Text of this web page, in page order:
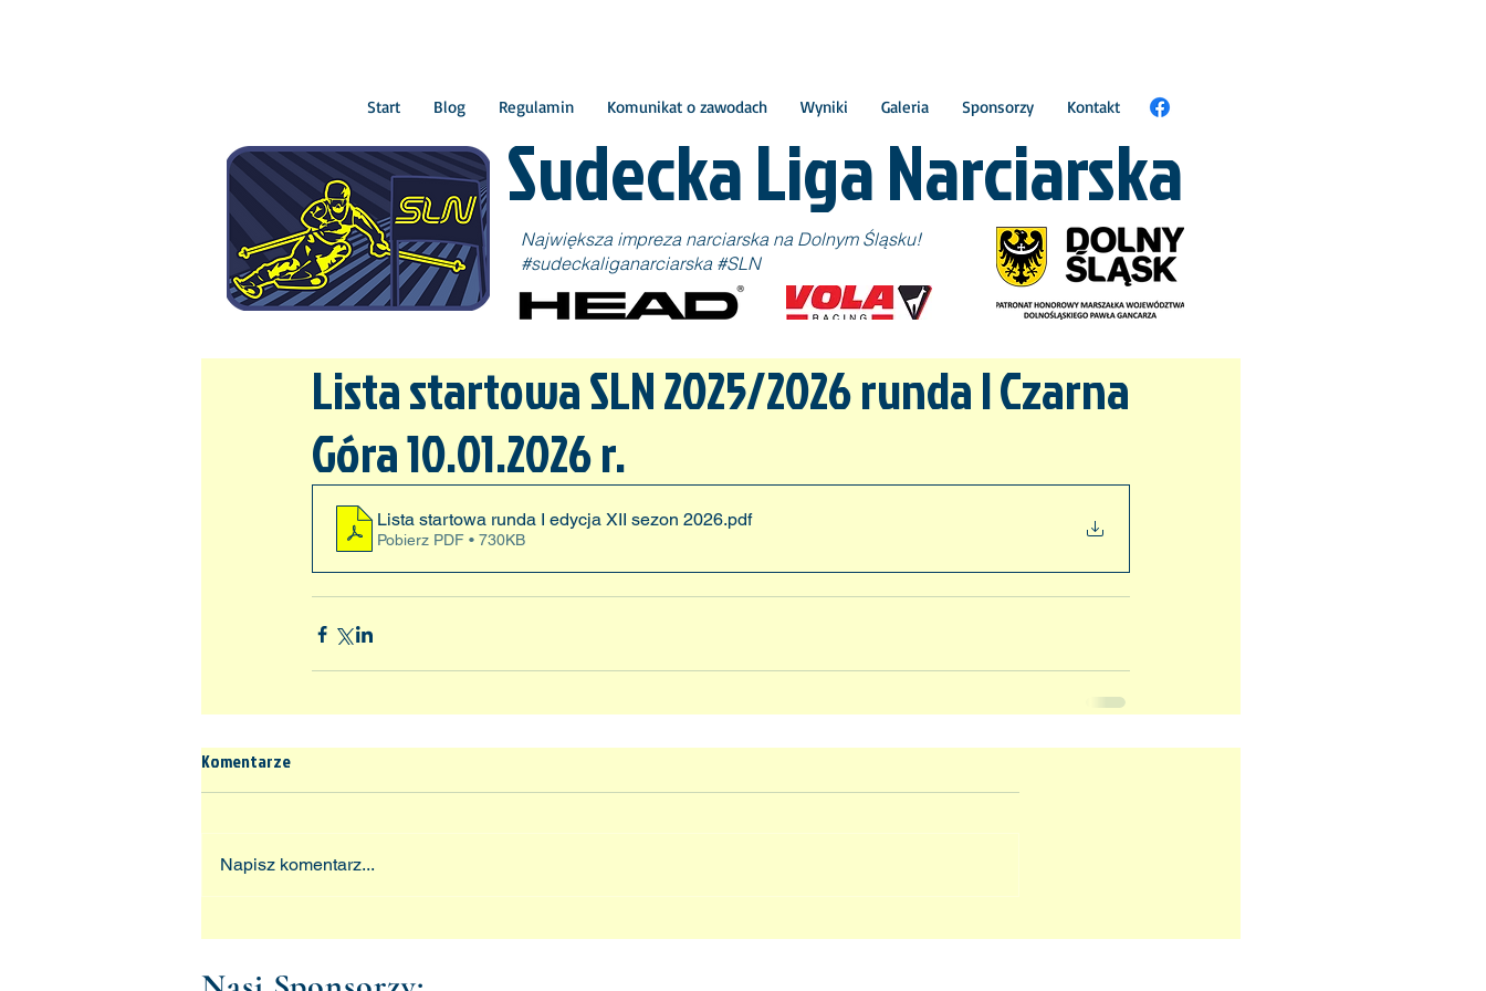
Start Blog Regulamin Komunikat o zawodach Wyniki Galeria Sponsorzy Kontakt
Sudecka Liga Narciarska
Największa impreza narciarska na Dolnym Śląsku!
#sudeckaliganarciarska #SLN
Lista startowa SLN 2025/2026 runda I Czarna
Góra 10.01.2026 r.
Lista startowa runda I edycja XII sezon 2026.pdf
Pobierz PDF • 730KB
Komentarze
Napisz komentarz...